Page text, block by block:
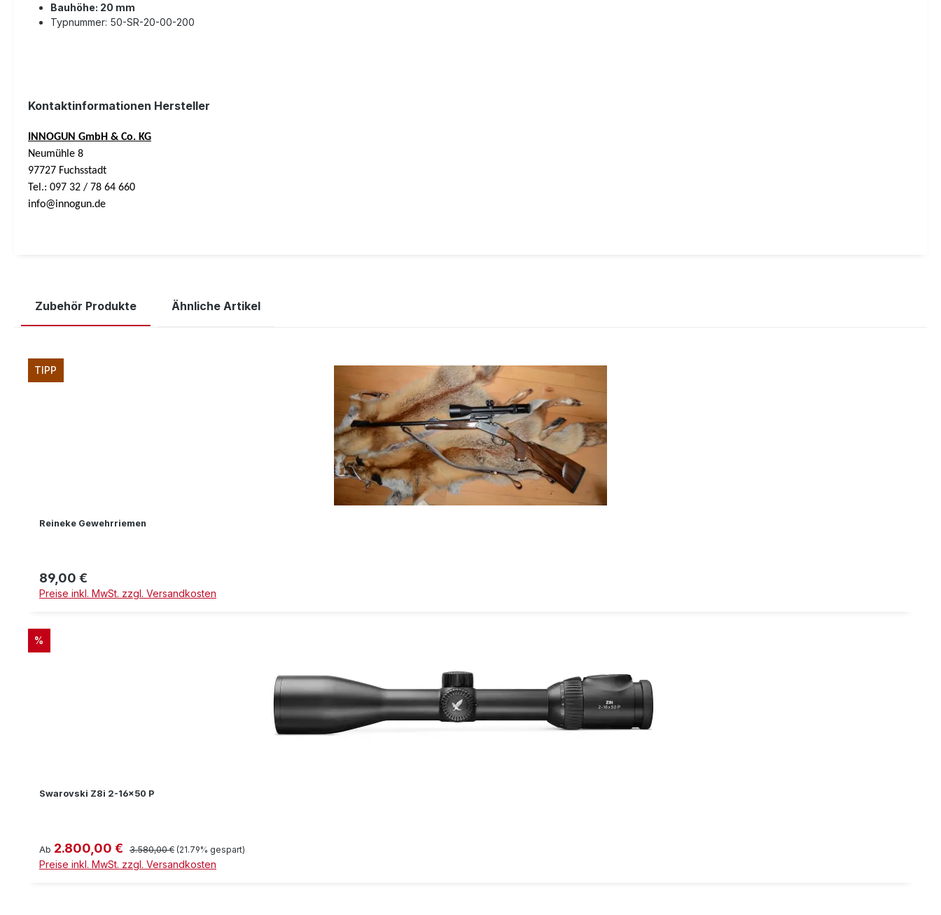
Bauhöhe: 20 mm
Typnummer: 50-SR-20-00-200
Kontaktinformationen Hersteller
INNOGUN GmbH & Co. KG
Neumühle 8
97727 Fuchsstadt
Tel.: 097 32 / 78 64 660
info@innogun.de
Zubehör Produkte Ähnliche Artikel
TIPP
Reineke Gewehrriemen
Regulärer Preis:
89,00 €
Preise inkl. MwSt. zzgl. Versandkosten
RABATT
%
Swarovski Z8i 2-16x50 P
Verkaufspreis:
Ab 2.800,00 € Regulärer Preis:
3.580,00 € (21.79% gespart)
Preise inkl. MwSt. zzgl. Versandkosten